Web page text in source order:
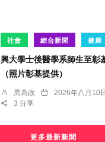
社會 綜合新聞 健康
興大學士後醫學系師生至彰
（照片彰基提供）
周為政 2026年八月10
3 分享
更多最新新聞